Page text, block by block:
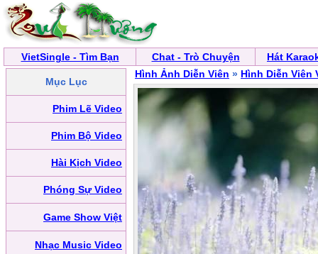
VietSingle - Tìm Bạn Chat - Trò Chuyện Hát
Mục Lục
Phim Lẽ Video
Phim Bộ Video
Hài Kịch Video
Phóng Sự Video
Game Show Việt
Nhạc Music Video
Hình Ảnh Diễn Viên » Hình Diễn Viên